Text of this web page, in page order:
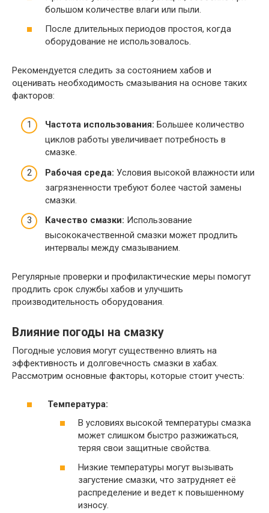
большом количестве влаги или пыли.
После длительных периодов простоя, когда
оборудование не использовалось.
Рекомендуется следить за состоянием хабов и
оценивать необходимость смазывания на основе таких
факторов:
Частота использования: Большее количество
циклов работы увеличивает потребность в
смазке.
Рабочая среда: Условия высокой влажности или
загрязненности требуют более частой замены
смазки.
Качество смазки: Использование
высококачественной смазки может продлить
интервалы между смазыванием.
Регулярные проверки и профилактические меры помогут
продлить срок службы хабов и улучшить
производительность оборудования.
Влияние погоды на смазку
Погодные условия могут существенно влиять на
эффективность и долговечность смазки в хабах.
Рассмотрим основные факторы, которые стоит учесть:
Температура:
В условиях высокой температуры смазка
может слишком быстро разжижаться,
теряя свои защитные свойства.
Низкие температуры могут вызывать
загустение смазки, что затрудняет её
распределение и ведет к повышенному
износу.